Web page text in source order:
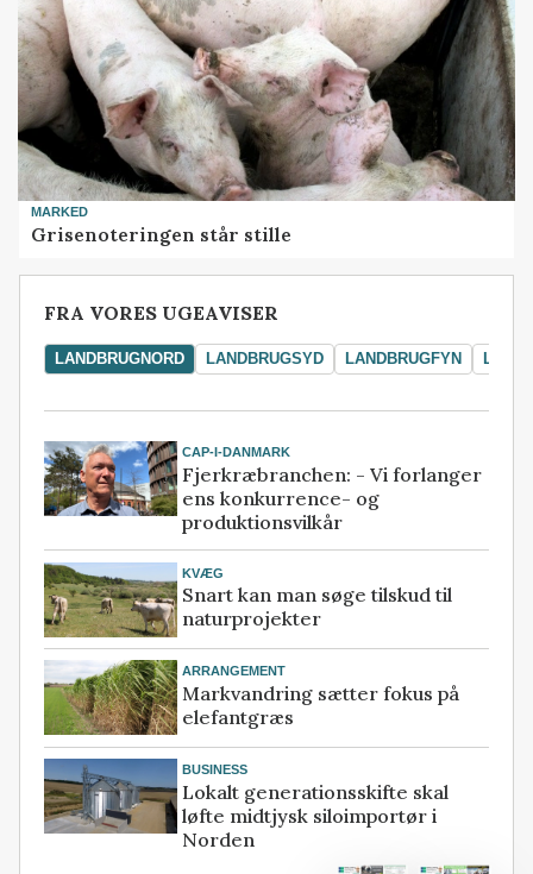
MARKED
Grisenoteringen står stille
FRA VORES UGEAVISER
LANDBRUGNORD LANDBRUGSYD LANDBRUGFYN
CAP-I-DANMARK
Fjerkræbranchen: - Vi forlanger
ens konkurrence- og
produktionsvilkår
KVÆG
Snart kan man søge tilskud til
naturprojekter
ARRANGEMENT
Markvandring sætter fokus på
elefantgræs
BUSINESS
Lokalt generationsskifte skal
løfte midtjysk siloimportør i
Norden